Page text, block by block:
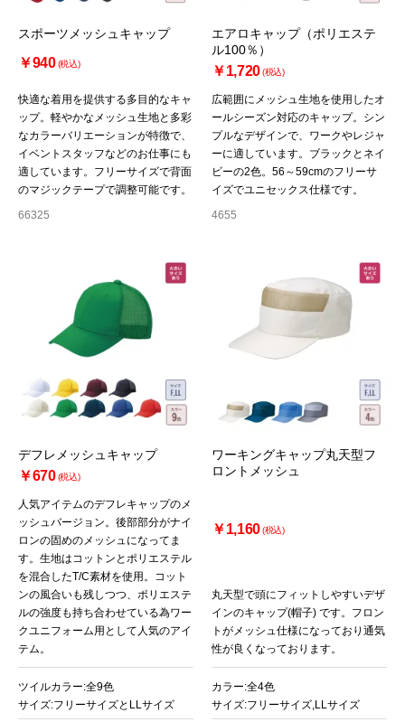
スポーツメッシュキャップ
￥940 (税込)
快適な着用を提供する多目的なキャ
ップ。軽やかなメッシュ生地と多彩
なカラーバリエーションが特徴で、
イベントスタッフなどのお仕事にも
適しています。フリーサイズで背面
のマジックテープで調整可能です。
66325
エアロキャップ（ポリエステ
ル100％）
￥1,720(税込)
広範囲にメッシュ生地を使用したオ
ールシーズン対応のキャップ。シン
プルなデザインで、ワークやレジャ
ーに適しています。ブラックとネイ
ビーの2色。56～59cmのフリーサ
イズでユニセックス仕様です。
4655
デフレメッシュキャップ
￥670 (税込)
人気アイテムのデフレキャップのメ
ッシュバージョン。後部部分がナイ
ロンの固めのメッシュになってま
す。生地はコットンとポリエステル
を混合したT/C素材を使用。コット
ンの風合いも残しつつ、ポリエステ
ルの強度も持ち合わせている為ワー
クユニフォーム用として人気のアイ
テム。
ツイルカラー:全9色
サイズ:フリーサイズとLLサイズ
ワーキングキャップ丸天型フ
ロントメッシュ
￥1,160(税込)
丸天型で頭にフィットしやすいデザ
インのキャップ(帽子) です。フロン
トがメッシュ仕様になっており通気
性が良くなっております。
カラー:全4色
サイズ:フリーサイズ,LLサイズ